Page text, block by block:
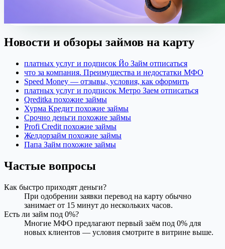
Новости и обзоры займов на карту
платных услуг и подписок Йо Займ отписаться
что за компания. Преимущества и недостатки МФО
Speed Money — отзывы, условия, как оформить
платных услуг и подписок Метро Заем отписаться
Qreditka похожие займы
Хурма Кредит похожие займы
Срочно деньги похожие займы
Profi Credit похожие займы
Желдорзайм похожие займы
Папа Займ похожие займы
Частые вопросы
Как быстро приходят деньги?
При одобрении заявки перевод на карту обычно
занимает от 15 минут до нескольких часов.
Есть ли займ под 0%?
Многие МФО предлагают первый заём под 0% для
новых клиентов — условия смотрите в витрине выше.